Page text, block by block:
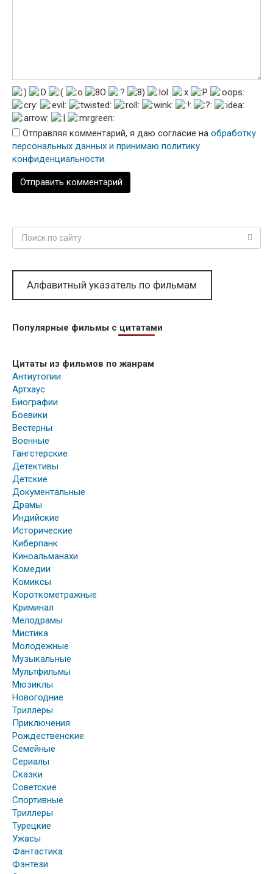
Отправляя комментарий, я даю согласие на обработку
персональных данных и принимаю политику
конфиденциальности.
Поиск:
Алфавитный указатель по фильмам
Популярные фильмы с цитатами
Цитаты из фильмов по жанрам
Антиутопии
Артхаус
Биографии
Боевики
Вестерны
Военные
Гангстерские
Детективы
Детские
Документальные
Драмы
Индийские
Исторические
Киберпанк
Киноальманахи
Комедии
Комиксы
Короткометражные
Криминал
Мелодрамы
Мистика
Молодежные
Музыкальные
Мультфильмы
Мюзиклы
Новогодние
Триллеры
Приключения
Рождественские
Семейные
Сериалы
Сказки
Советские
Спортивные
Триллеры
Турецкие
Ужасы
Фантастика
Фэнтези